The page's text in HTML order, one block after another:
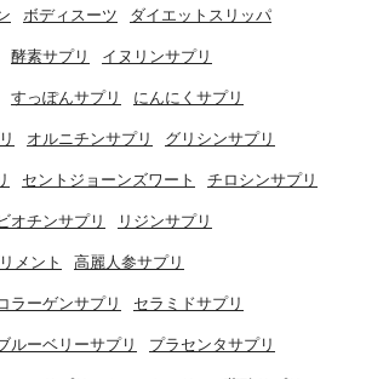
ボディスーツ ダイエットスリッパ
酵素サプリ イヌリンサプリ
すっぽんサプリ にんにくサプリ
オルニチンサプリ グリシンサプリ
セントジョーンズワート チロシンサプリ
オチンサプリ リジンサプリ
メント 高麗人参サプリ
ラーゲンサプリ セラミドサプリ
ルーベリーサプリ プラセンタサプリ